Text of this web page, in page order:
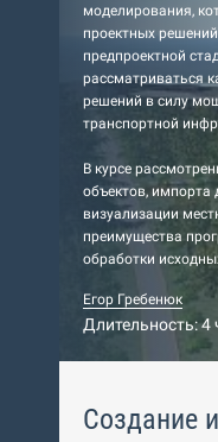
моделирования,
проектных
предпроектной
рассматриваться
решений в силу
транспортной
В курсе
объектов, импорта
визуализации
преимущества
обработки
Егор Гребенюк
Длительность:
Создание